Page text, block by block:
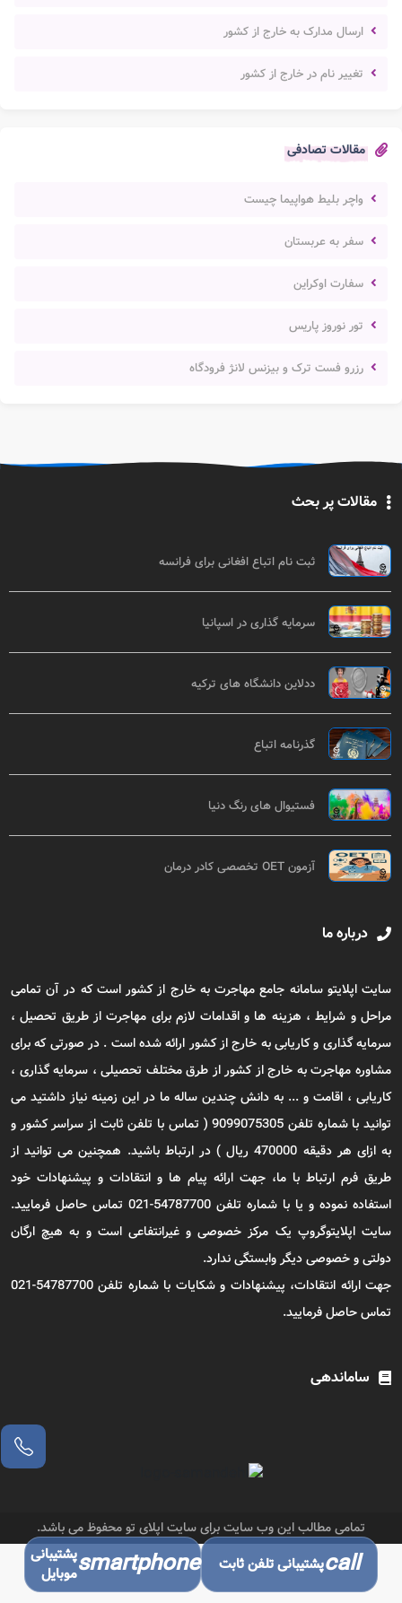
ارسال مدارک به خارج از کشور
تغییر نام در خارج از کشور
مقالات تصادفی
واچر بلیط هواپیما چیست
سفر به عربستان
سفارت اوکراین
تور نوروز پاریس
رزرو فست ترک و بیزنس لانژ فرودگاه
مقالات پر بحث
ثبت نام اتباع افغانی برای فرانسه
سرمایه گذاری در اسپانیا
ددلاین دانشگاه های ترکیه
گذرنامه اتباع
فستیوال های رنگ دنیا
آزمون OET تخصصی کادر درمان
درباره ما
سایت اپلایتو سامانه جامع مهاجرت به خارج از کشور است که در آن تمامی
مراحل و شرایط ، هزینه ها و اقدامات لازم برای مهاجرت از طریق تحصیل ،
سرمایه گذاری و کاریابی به خارج از کشور ارائه شده است . در صورتی که برای
مشاوره مهاجرت به خارج از کشور از طرق مختلف تحصیلی ، سرمایه گذاری ،
کاریابی ، اقامت و ... به دانش چندین ساله ما در این زمینه نیاز داشتید می
توانید با شماره تلفن 9099075305 ( تماس با تلفن ثابت از سراسر کشور و
به ازای هر دقیقه 470000 ریال ) در ارتباط باشید. همچنین می توانید از
طریق فرم ارتباط با ما، جهت ارائه پیام ها و انتقادات و پیشنهادات خود
استفاده نموده و یا با شماره تلفن 54787700-021 تماس حاصل فرمایید.
سایت اپلایتوگروپ یک مرکز خصوصی و غیرانتفاعی است و به هیچ ارگان
دولتی و خصوصی دیگر وابستگی ندارد.
جهت ارائه انتقادات، پیشنهادات و شکایات با شماره تلفن 54787700-021
تماس حاصل فرمایید.
ساماندهی
تمامی مطالب این وب سایت برای سایت اپلای تو محفوظ می باشد.
callپشتیبانی تلفن ثابت smartphoneپشتیبانی
موبایل